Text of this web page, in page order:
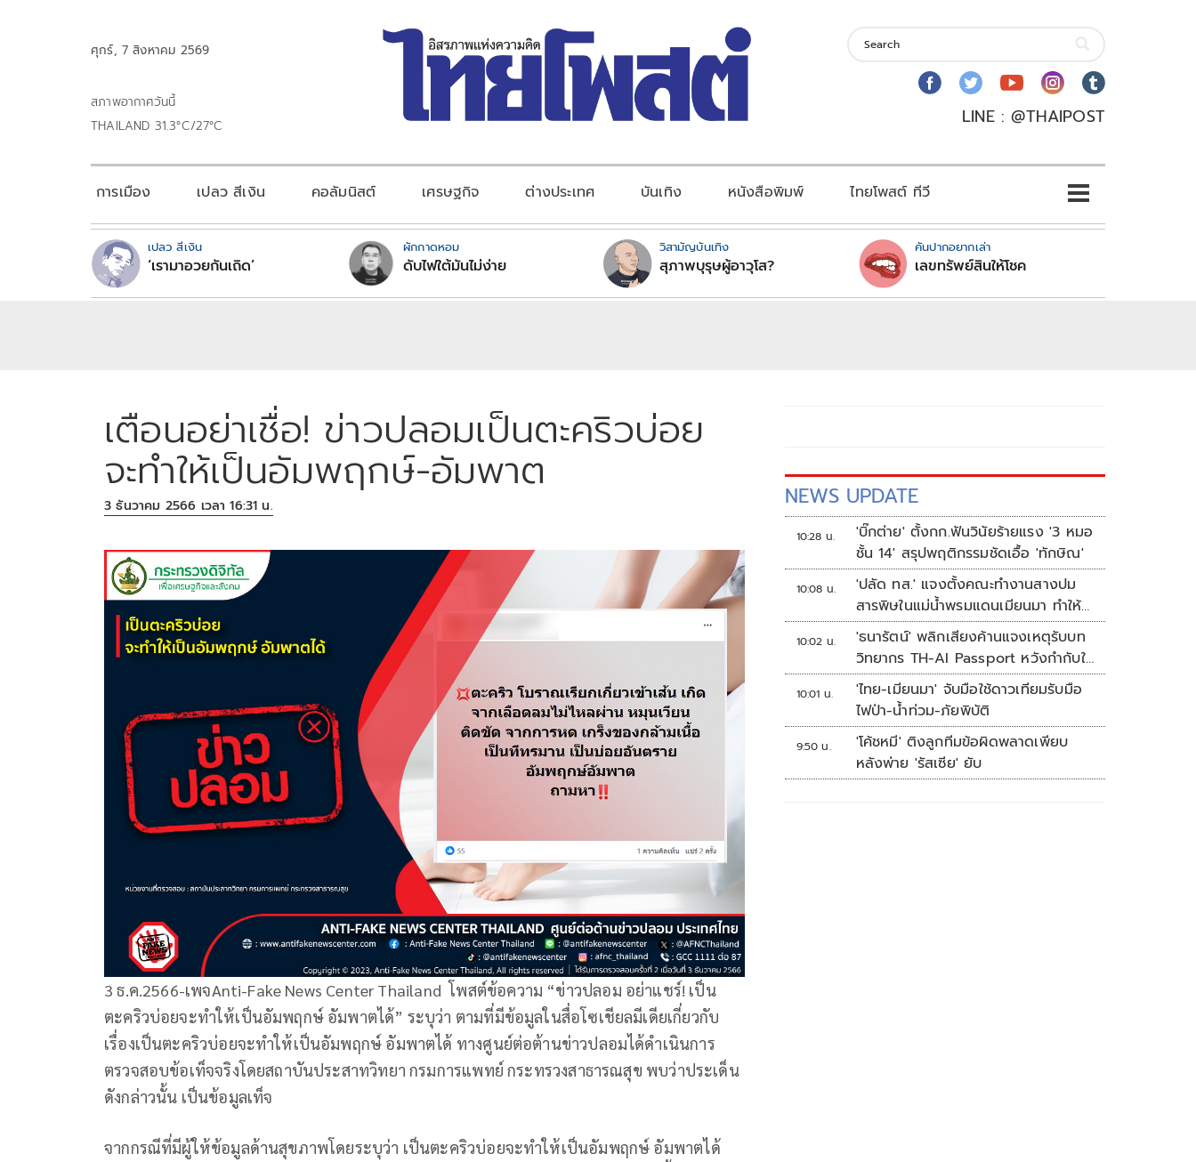
ศุกร์, 7 สิงหาคม 2569
สภาพอากาศวันนี้
THAILAND 31.3°C/27°C
LINE : @THAIPOST
การเมือง เปลว สีเงิน คอลัมนิสต์ เศรษฐกิจ ต่างประเทศ บันเทิง หนังสือพิมพ์ ไทยโพสต์ ทีวี
เปลว สีเงิน
‘เรามาอวยกันเถิด’
ผักกาดหอม
ดับไฟใต้มันไม่ง่าย
วิสามัญบันเทิง
สุภาพบุรุษผู้อาวุโส?
คันปากอยากเล่า
เลขทรัพย์สินให้โชค
เตือนอย่าเชื่อ! ข่าวปลอมเป็นตะคริวบ่อย
จะทำให้เป็นอัมพฤกษ์-อัมพาต
3 ธันวาคม 2566 เวลา 16:31 น.
3 ธ.ค.2566-เพจAnti-Fake News Center Thailand โพสต์ข้อความ “ข่าวปลอม อย่าแชร์! เป็น
ตะคริวบ่อยจะทำให้เป็นอัมพฤกษ์ อัมพาตได้” ระบุว่า ตามที่มีข้อมูลในสื่อโซเชียลมีเดียเกี่ยวกับ
เรื่องเป็นตะคริวบ่อยจะทำให้เป็นอัมพฤกษ์ อัมพาตได้ ทางศูนย์ต่อต้านข่าวปลอมได้ดำเนินการ
ตรวจสอบข้อเท็จจริงโดยสถาบันประสาทวิทยา กรมการแพทย์ กระทรวงสาธารณสุข พบว่าประเด็น
ดังกล่าวนั้น เป็นข้อมูลเท็จ
จากกรณีที่มีผู้ให้ข้อมูลด้านสุขภาพโดยระบุว่า เป็นตะคริวบ่อยจะทำให้เป็นอัมพฤกษ์ อัมพาตได้
NEWS UPDATE
10:28 น.
'บิ๊กต่าย' ตั้งกก.ฟันวินัยร้ายแรง '3 หมอ
ชั้น 14' สรุปพฤติกรรมชัดเอื้อ 'ทักษิณ'
10:08 น.
'ปลัด ทส.' แจงตั้งคณะทำงานสางปม
สารพิษในแม่น้ำพรมแดนเมียนมา ทำให้
แก้ปัญหารวดเร็ว
10:02 น.
'ธนารัตน์' พลิกเสียงค้านแจงเหตุรับบท
วิทยากร TH-AI Passport หวังกำกับใช้
งบเหมาะสม ชูจุดเด่นคนไทยได้ใช้ AI
ระดับโปร ลดเหลื่อมล้ำทางเทคโนโลยี
เซฟงบไปกว่า900ล้าน เชื่อหากใช้เต็มที่
เอกชนขาดทุนย่อยยับ
10:01 น.
'ไทย-เมียนมา' จับมือใช้ดาวเทียมรับมือ
ไฟป่า-น้ำท่วม-ภัยพิบัติ
9:50 น.
'โค้ชหมี' ติงลูกทีมข้อผิดพลาดเพียบ
หลังพ่าย 'รัสเซีย' ยับ